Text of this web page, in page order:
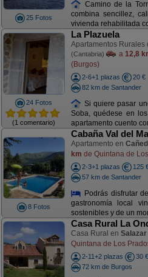
25 Fotos
Camino de la
combina sencillez,
vivienda rehabilitada
24 Fotos
(1 comentario)
La Plazuela
Apartamentos Rurales
(Cantabria) a 12,8
(Burgos)
2-6+1 plazas
20 €
82 km de Santander
Si quiere pasar
Soba, quédese en
apartamento cuento
8 Fotos
Cabaña Val del
Apartamento en
km de Quintana de
2-3+1 plazas
125
57 km de Santander
Podrás disfrutar
gastronomía local
sostenibles y de un
Casa Rural La
Casa Rural en Salazar
Quintana de Los
2-11+2 plazas
30 €
72 km de Burgos